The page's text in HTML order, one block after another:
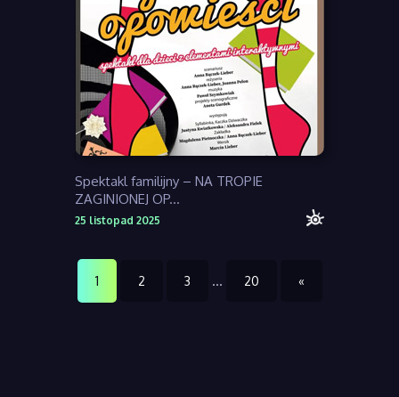
Spektakl familijny – NA TROPIE
ZAGINIONEJ OP...
25 listopad 2025
1 2 3 … 20 «